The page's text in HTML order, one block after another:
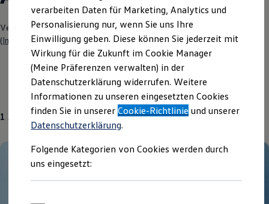
Kombis
Kompaktwagen
Sportwagen
Schnell verfügbare Fahrzeuge
Angebote und Produkte
Aktuelle Angebote
E-Auto-Förderung
Volkswagen Marktplatz
Die ENERGY Sondermodelle
Junge Gebrauchtwagen und Gebrauchtwagen
Volkswagen Zertifizierte Gebrauchtwagen
Elektromobilität bei Gebrauchtwagen
Saisonangebote
Reifenpakete
Leasing
Leasing-Angebote
Verantwortlich für die Inhalte auf dieser Seite ist die Ulrich Senger GmbH
(Impressum & Rechtliches)
1 Angebot
verarbeiten Daten für Marketing, Analytics und
Personalisierung nur, wenn Sie uns Ihre
Einwilligung geben. Diese können Sie jederzeit mit
Wirkung für die Zukunft im Cookie Manager
(Meine Präferenzen verwalten) in der
Datenschutzerklärung widerrufen. Weitere
Informationen zu unseren eingesetzten Cookies
finden Sie in unsererCookie-Richtlinie und unserer
Datenschutzerklärung.
Folgende Kategorien von Cookies werden durch
uns eingesetzt: